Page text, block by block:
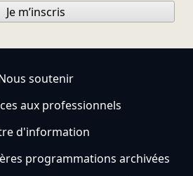
Je m’inscris
soutenir
aux professionnels
d'information
programmations archivées